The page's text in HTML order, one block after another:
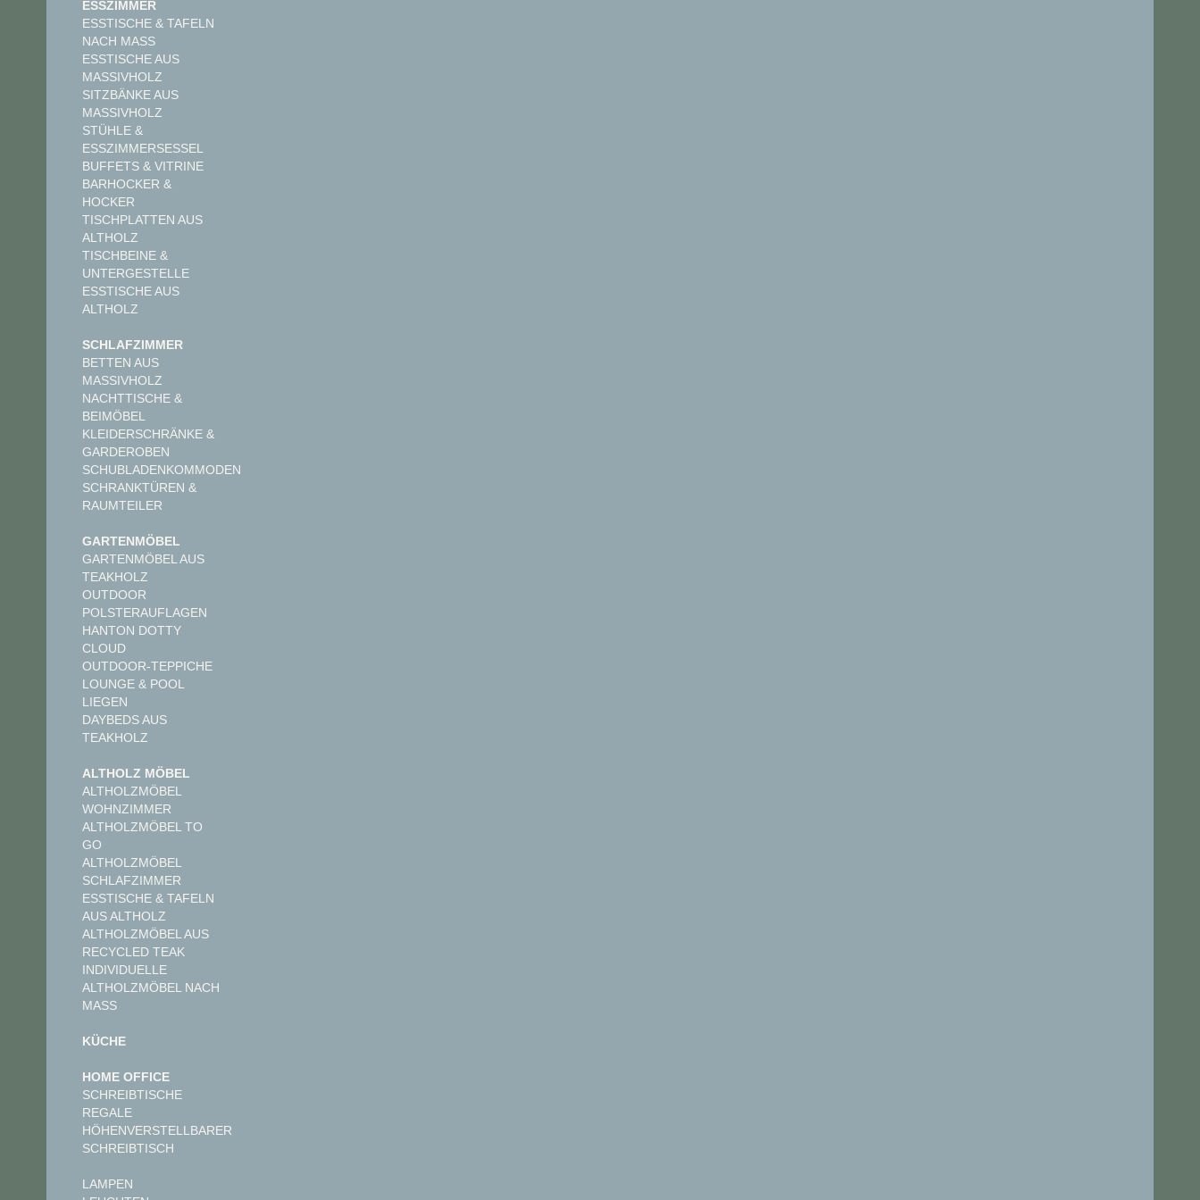
ESSZIMMER
ESSTISCHE & TAFELN
NACH MASS
ESSTISCHE AUS
MASSIVHOLZ
SITZBÄNKE AUS
MASSIVHOLZ
STÜHLE &
ESSZIMMERSESSEL
BUFFETS & VITRINE
BARHOCKER &
HOCKER
TISCHPLATTEN AUS
ALTHOLZ
TISCHBEINE &
UNTERGESTELLE
ESSTISCHE AUS
ALTHOLZ
SCHLAFZIMMER
BETTEN AUS
MASSIVHOLZ
NACHTTISCHE &
BEIMÖBEL
KLEIDERSCHRÄNKE &
GARDEROBEN
SCHUBLADENKOMMODEN
SCHRANKTÜREN &
RAUMTEILER
GARTENMÖBEL
GARTENMÖBEL AUS
TEAKHOLZ
OUTDOOR
POLSTERAUFLAGEN
HANTON DOTTY
CLOUD
OUTDOOR-TEPPICHE
LOUNGE & POOL
LIEGEN
DAYBEDS AUS
TEAKHOLZ
ALTHOLZ MÖBEL
ALTHOLZMÖBEL
WOHNZIMMER
ALTHOLZMÖBEL TO
GO
ALTHOLZMÖBEL
SCHLAFZIMMER
ESSTISCHE & TAFELN
AUS ALTHOLZ
ALTHOLZMÖBEL AUS
RECYCLED TEAK
INDIVIDUELLE
ALTHOLZMÖBEL NACH
MASS
KÜCHE
HOME OFFICE
SCHREIBTISCHE
REGALE
HÖHENVERSTELLBARER
SCHREIBTISCH
LAMPEN